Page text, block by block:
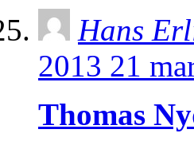
Hans
2013 21
Thomas